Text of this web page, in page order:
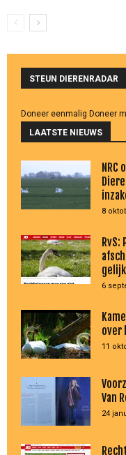
STEUN DIERENRADAR
Doneer eenmalig Doneer
LAATSTE NIEUWS
8
6
over
11
Van
24